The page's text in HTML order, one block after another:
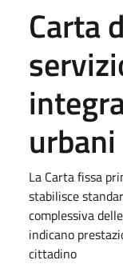
Carta
urbani
La Carta fissa
stabilisce
complessiva
indicano
cittadino